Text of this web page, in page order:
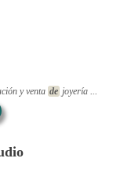
y venta de joyería ...